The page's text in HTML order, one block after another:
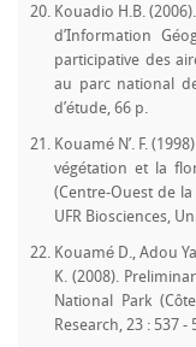
Kouadio H.B.
d’Information
participative des
au parc national
d’étude, 66 p.
Kouamé N’. F.
végétation et la
(Centre-Ouest de la
UFR Biosciences,
Kouamé D., Adou
K. (2008).
National Park
Research, 23 : 537 -